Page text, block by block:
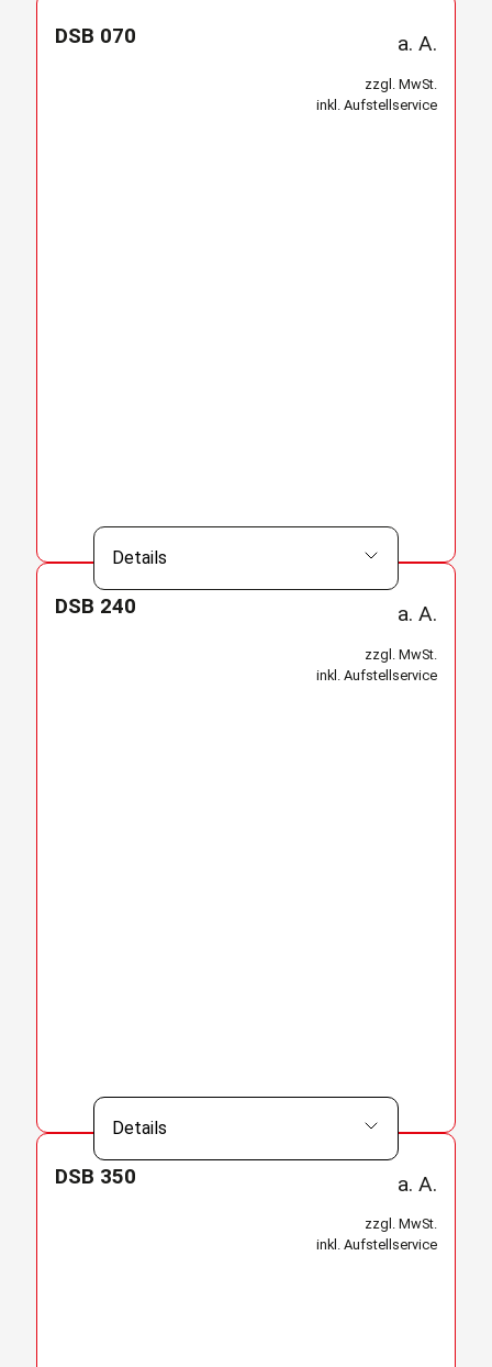
DSB 070 a. A.
zzgl. MwSt.
inkl. Aufstellservice
Details
DSB 240 a. A.
zzgl. MwSt.
inkl. Aufstellservice
Details
DSB 350 a. A.
zzgl. MwSt.
inkl. Aufstellservice